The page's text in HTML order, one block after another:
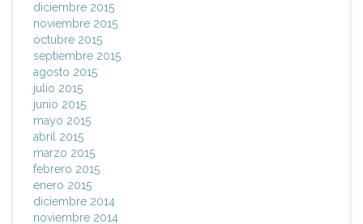
diciembre 2015
noviembre 2015
octubre 2015
septiembre 2015
agosto 2015
julio 2015
junio 2015
mayo 2015
abril 2015
marzo 2015
febrero 2015
enero 2015
diciembre 2014
noviembre 2014